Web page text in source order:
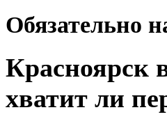
Обязательно
Красноярск
хватит ли